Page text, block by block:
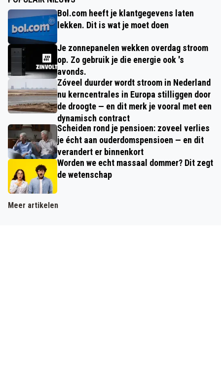
Bol.com heeft je klantgegevens laten
lekken. Dit is wat je moet doen
Je zonnepanelen wekken overdag stroom
op. Zo gebruik je die energie ook 's
avonds.
Zóveel duurder wordt stroom in Nederland
nu kerncentrales in Europa stilliggen door
de droogte — en dit merk je vooral met een
dynamisch contract
Scheiden rond je pensioen: zoveel verlies
je écht aan ouderdomspensioen — en dit
verandert er binnenkort
Worden we echt massaal dommer? Dit zegt
de wetenschap
Meer artikelen